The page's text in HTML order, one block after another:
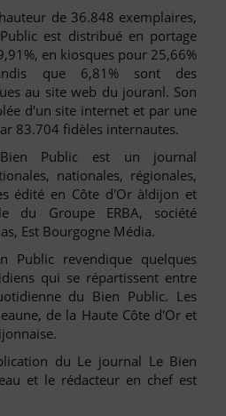
de 36.848 exemplaires,
est distribué en portage
en kiosques pour 25,66%
que 6,81% sont des
au site web du jouranl. Son
d'un site internet et par une
83.704 fidèles internautes.
Public est un journal
nationales, régionales,
édité en Côte d'Or à!dijon et
du Groupe ERBA, société
Est Bourgogne Média.
Public revendique quelques
qui se répartissent entre
du Bien Public. Les
de la Haute Côte d'Or et
du Le journal Le Bien
et le rédacteur en chef est